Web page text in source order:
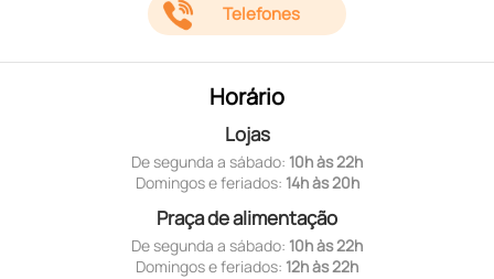
Telefones
Horário
Lojas
De segunda a sábado: 10h às 22h
Domingos e feriados: 14h às 20h
Praça de alimentação
De segunda a sábado: 10h às 22h
Domingos e feriados: 12h às 22h